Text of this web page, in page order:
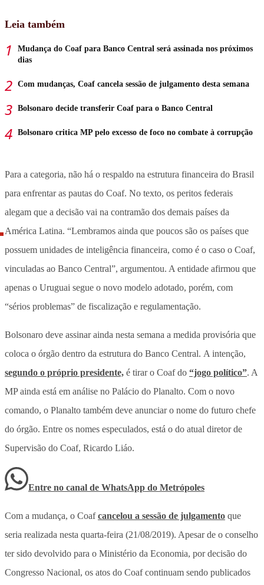
Leia também
Mudança do Coaf para Banco Central será assinada nos próximos
dias
Com mudanças, Coaf cancela sessão de julgamento desta semana
Bolsonaro decide transferir Coaf para o Banco Central
Bolsonaro critica MP pelo excesso de foco no combate à corrupção
Para a categoria, não há o respaldo na estrutura financeira do Brasil
para enfrentar as pautas do Coaf. No texto, os peritos federais
alegam que a decisão vai na contramão dos demais países da
América Latina. “Lembramos ainda que poucos são os países que
possuem unidades de inteligência financeira, como é o caso o Coaf,
vinculadas ao Banco Central”, argumentou. A entidade afirmou que
apenas o Uruguai segue o novo modelo adotado, porém, com
“sérios problemas” de fiscalização e regulamentação.
Bolsonaro deve assinar ainda nesta semana a medida provisória que
coloca o órgão dentro da estrutura do Banco Central. A intenção,
segundo o próprio presidente, é tirar o Coaf do “jogo político”. A
MP ainda está em análise no Palácio do Planalto. Com o novo
comando, o Planalto também deve anunciar o nome do futuro chefe
do órgão. Entre os nomes especulados, está o do atual diretor de
Supervisão do Coaf, Ricardo Liáo.
Entre no canal de WhatsApp do Metrópoles
Com a mudança, o Coafcancelou a sessão de julgamento que
seria realizada nesta quarta-feira (21/08/2019). Apesar de o conselho
ter sido devolvido para o Ministério da Economia, por decisão do
Congresso Nacional, os atos do Coaf continuam sendo publicados